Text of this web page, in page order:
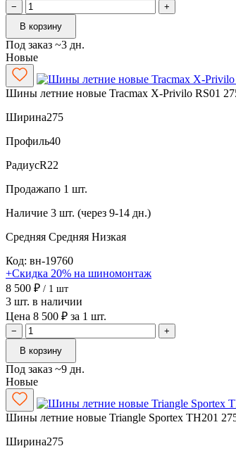
−
+
В корзину
Под заказ ~3 дн.
Новые
Шины летние новые Tracmax X-Privilo RS01
Ширина275
Профиль40
РадиусR22
Продажапо 1 шт.
Наличие 3 шт. (через 9-14 дн.)
Средняя Средняя Низкая
Код: вн-19760
+Скидка 20% на шиномонтаж
8 500 ₽ / 1 шт
3 шт. в наличии
Цена 8 500 ₽ за 1 шт.
−
+
В корзину
Под заказ ~9 дн.
Новые
Шины летние новые Triangle Sportex TH201
Ширина275